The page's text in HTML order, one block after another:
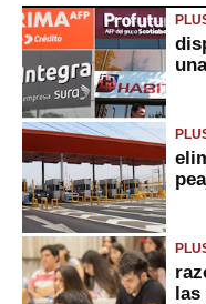
las